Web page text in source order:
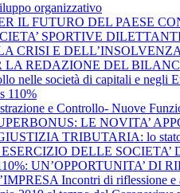
organizzativo
IL FUTURO DEL PAESE
SPORTIVE
CRISI E
LA REDAZIONE DEL
nelle società di capitali e negli
110%
e Controllo- Nuove
LE NOVITA’
TRIBUTARIA: lo stato
DELLE SOCIETA’
UN’OPPORTUNITA’ DI
Incontri di riflessione e